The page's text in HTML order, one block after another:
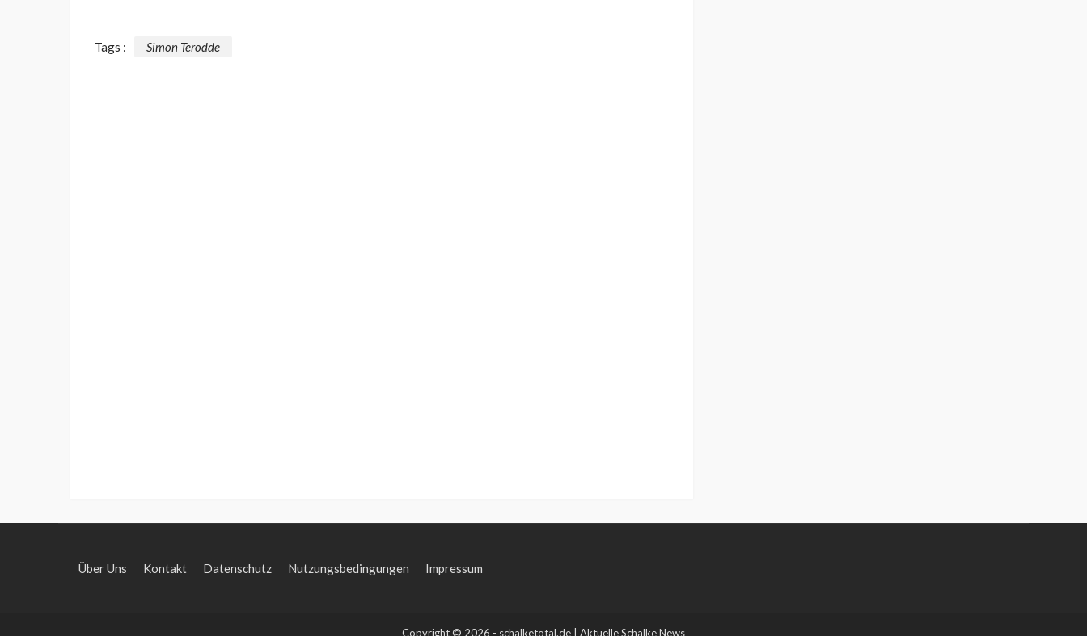
Tags : Simon Terodde
Über Uns Kontakt Datenschutz Nutzungsbedingungen Impressum
Copyright © 2026 - schalketotal.de | Aktuelle Schalke News